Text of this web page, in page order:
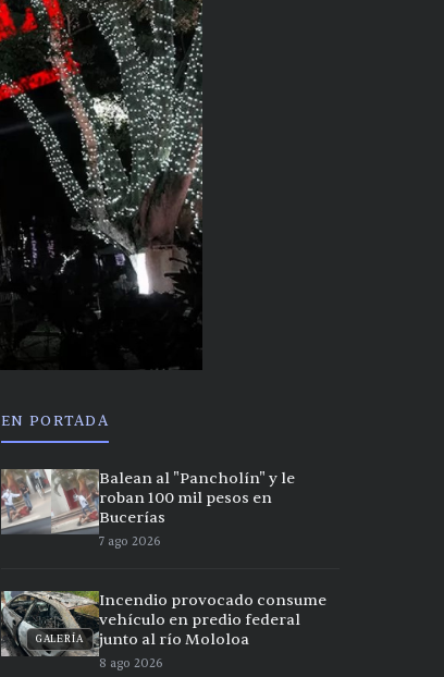
EN PORTADA
Balean al "Pancholín" y le
roban 100 mil pesos en
Bucerías
7 ago 2026
GALERÍA
Incendio provocado consume
vehículo en predio federal
junto al río Mololoa
8 ago 2026